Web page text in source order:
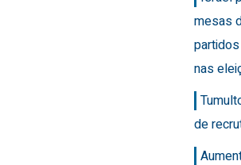
mesas
nas
de